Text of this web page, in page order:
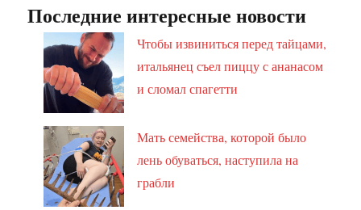
Последние интересные новости
Чтобы извиниться перед тайцами,
итальянец съел пиццу с ананасом
и сломал спагетти
Мать семейства, которой было
лень обуваться, наступила на
грабли